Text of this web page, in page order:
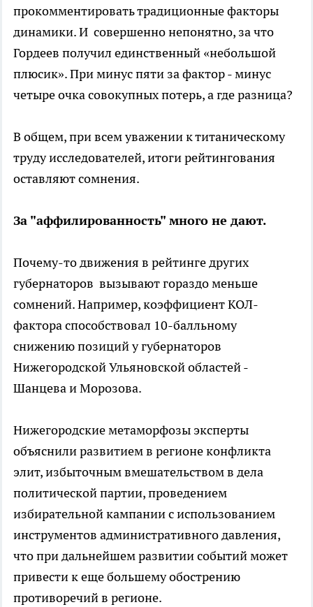
прокомментировать традиционные факторы
динамики. И совершенно непонятно, за что
Гордеев получил единственный «небольшой
плюсик». При минус пяти за фактор - минус
четыре очка совокупных потерь, а где разница?
В общем, при всем уважении к титаническому
труду исследователей, итоги рейтингования
оставляют сомнения.
За "аффилированность" много не дают.
Почему-то движения в рейтинге других
губернаторов вызывают гораздо меньше
сомнений. Например, коэффициент КОЛ-
фактора способствовал 10-балльному
снижению позиций у губернаторов
Нижегородской Ульяновской областей -
Шанцева и Морозова.
Нижегородские метаморфозы эксперты
объяснили развитием в регионе конфликта
элит, избыточным вмешательством в дела
политической партии, проведением
избирательной кампании с использованием
инструментов административного давления,
что при дальнейшем развитии событий может
привести к еще большему обострению
противоречий в регионе.